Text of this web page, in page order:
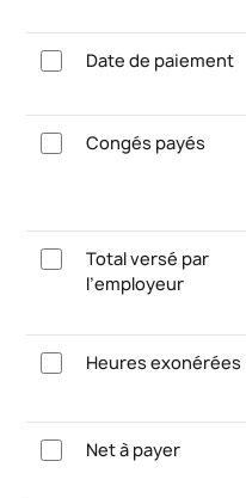
Date de paiement
Congés payés
Total versé par
l’employeur
Heures exonérées
Net à payer